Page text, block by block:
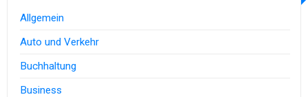
Allgemein
Auto und Verkehr
Buchhaltung
Business